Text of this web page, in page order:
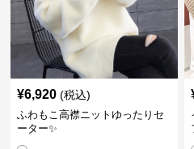
¥6,920 (税込)
ふわもこ高襟ニットゆったりセ
ーター✨